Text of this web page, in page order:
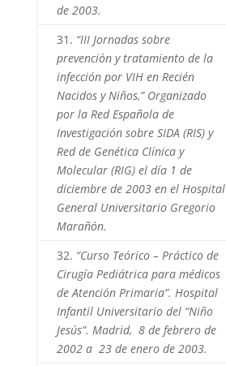
de 2003.
31. “III Jornadas sobre
prevención y tratamiento de la
infección por VIH en Recién
Nacidos y Niños,” Organizado
por la Red Española de
Investigación sobre SIDA (RIS) y
Red de Genética Clínica y
Molecular (RIG) el día 1 de
diciembre de 2003 en el Hospital
General Universitario Gregorio
Marañón.
32. “Curso Teórico – Práctico de
Cirugía Pediátrica para médicos
de Atención Primaria”. Hospital
Infantil Universitario del “Niño
Jesús”. Madrid, 8 de febrero de
2002 a 23 de enero de 2003.